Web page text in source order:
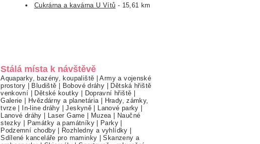
Cukrárna a kavárna U Vítů - 15,61 km
Stálá místa k návštěvě
Aquaparky, bazény, koupaliště |Army a vojenské
prostory | Bludiště | Bobové dráhy | Dětská hřiště
venkovní | Dětské koutky | Dopravní hřiště |
Galerie | Hvězdárny a planetária | Hrady, zámky,
tvrze | In-line dráhy |Jeskyně | Lanové parky |
Lanové dráhy | Laser Game | Muzea | Naučné
stezky | Památky a památníky| Parky |
Podzemní chodby| Rozhledny a vyhlídky |
Sdílené kanceláře pro maminky |Skanzeny a